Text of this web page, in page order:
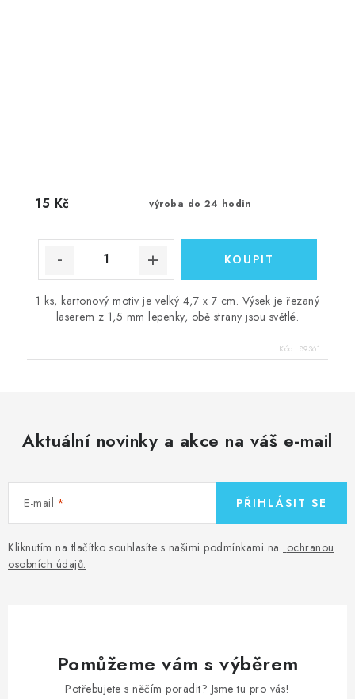
výroba do 24 hodin
15 Kč
1 ks, kartonový motiv je velký 4,7 x 7 cm. Výsek je řezaný
laserem z 1,5 mm lepenky, obě strany jsou světlé.
Kód: 89361
Aktuální novinky a akce na váš e-mail
E-mail
Kliknutím na tlačítko souhlasíte s našimi podmínkami na ochranou
osobních údajů.
PŘIHLÁSIT SE
Pomůžeme vám s výběrem
Potřebujete s něčím poradit? Jsme tu pro vás!